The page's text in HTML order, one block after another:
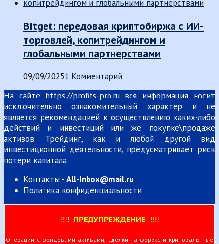
Bitget: передовая криптобиржа с ИИ-
торговлей, копитрейдингом и
глобальными партнерствами
09/09/20251 Комментарий
На сайте https://profits-pro.ru вся информация носит
исключительно ознакомительный характер и не
является рекомендацией к осуществлению каких-либо
действий и инвестиций или же покупке\продаже
активов. Трейдинг, как и любой другой вид
инвестиционной деятельности, предусматривает риск
потери капитала.
Контакты - All-Inbox@mail.ru
Политика конфиденциальности
!!!! ПРЕДУПРЕЖДЕНИЕ !!!!
Операции с фондовыми активами, сделки на форекс и криповалютные